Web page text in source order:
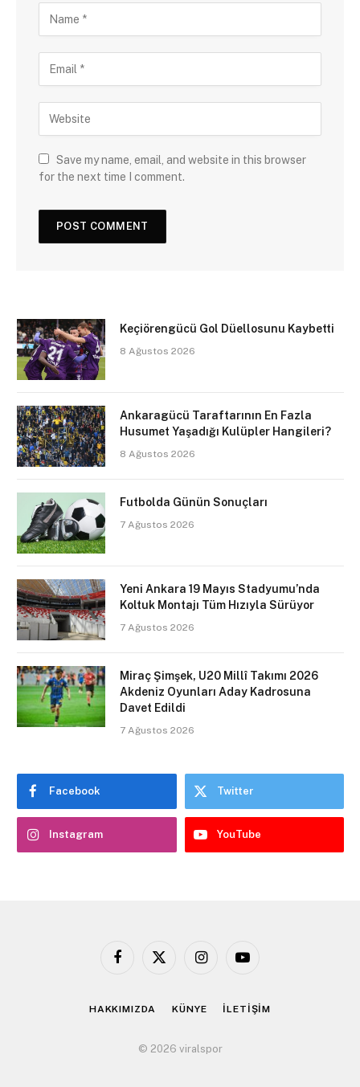
Save my name, email, and website in this browser
for the next time I comment.
Keçiörengücü Gol Düellosunu Kaybetti
8 Ağustos 2026
Ankaragücü Taraftarının En Fazla
Husumet Yaşadığı Kulüpler Hangileri?
8 Ağustos 2026
Futbolda Günün Sonuçları
7 Ağustos 2026
Yeni Ankara 19 Mayıs Stadyumu’nda
Koltuk Montajı Tüm Hızıyla Sürüyor
7 Ağustos 2026
Miraç Şimşek, U20 Millî Takımı 2026
Akdeniz Oyunları Aday Kadrosuna
Davet Edildi
7 Ağustos 2026
Facebook Twitter
Instagram YouTube
Facebook
X
InstagramYouTube
HAKKIMIZDA KÜNYE İLETİŞİM
© 2026 viralspor